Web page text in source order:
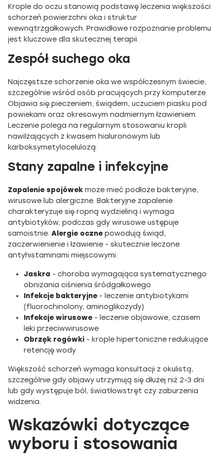
Krople do oczu stanowią podstawę leczenia większości
schorzeń powierzchni oka i struktur
wewnątrzgałkowych. Prawidłowe rozpoznanie problemu
jest kluczowe dla skutecznej terapii.
Zespół suchego oka
Najczęstsze schorzenie oka we współczesnym świecie,
szczególnie wśród osób pracujących przy komputerze.
Objawia się pieczeniem, świądem, uczuciem piasku pod
powiekami oraz okresowym nadmiernym łzawieniem.
Leczenie polega na regularnym stosowaniu kropli
nawilżających z kwasem hialuronowym lub
karboksymetylocelulozą.
Stany zapalne i infekcyjne
Zapalenie spojówek może mieć podłoże bakteryjne,
wirusowe lub alergiczne. Bakteryjne zapalenie
charakteryzuje się ropną wydzieliną i wymaga
antybiotyków, podczas gdy wirusowe ustępuje
samoistnie. Alergie oczne powodują świąd,
zaczerwienienie i łzawienie - skutecznie leczone
antyhistaminami miejscowymi.
Jaskra - choroba wymagająca systematycznego
obniżania ciśnienia śródgałkowego
Infekcje bakteryjne - leczenie antybiotykami
(fluorochinolony, aminoglikozydy)
Infekcje wirusowe - leczenie objawowe, czasem
leki przeciwwirusowe
Obrzęk rogówki - krople hipertoniczne redukujące
retencję wody
Większość schorzeń wymaga konsultacji z okulistą,
szczególnie gdy objawy utrzymują się dłużej niż 2-3 dni
lub gdy występuje ból, światłowstręt czy zaburzenia
widzenia.
Wskazówki dotyczące
wyboru i stosowania